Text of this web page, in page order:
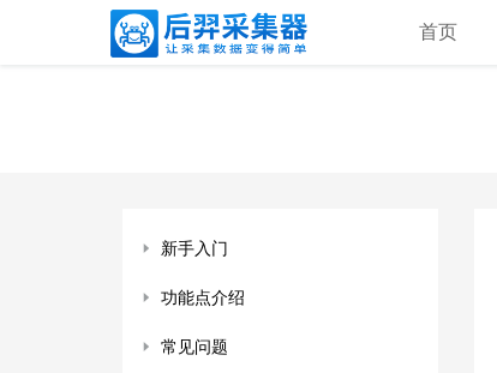
首页
新手入门
功能点介绍
常见问题